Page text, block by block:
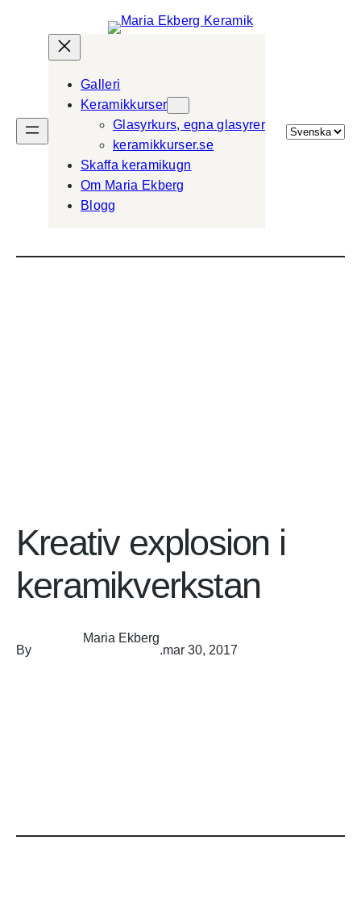
Galleri
Keramikkurser
Glasyrkurs, egna glasyrer
keramikkurser.se
Skaffa keramikugn
Om Maria Ekberg
Blogg
Välj
Kreativ explosion i
keramikverkstan
By
Maria Ekberg
.mar 30, 2017